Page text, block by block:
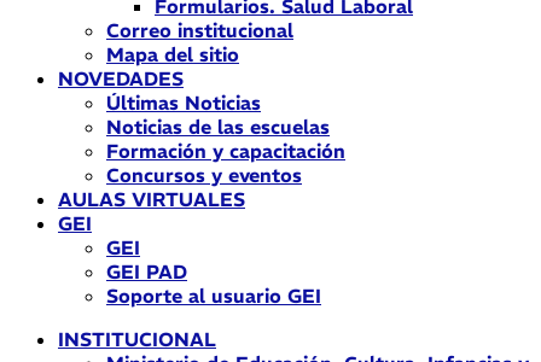
Formularios. Salud Laboral
Correo institucional
Mapa del sitio
NOVEDADES
Últimas Noticias
Noticias de las escuelas
Formación y capacitación
Concursos y eventos
AULAS VIRTUALES
GEI
GEI
GEI PAD
Soporte al usuario GEI
INSTITUCIONAL